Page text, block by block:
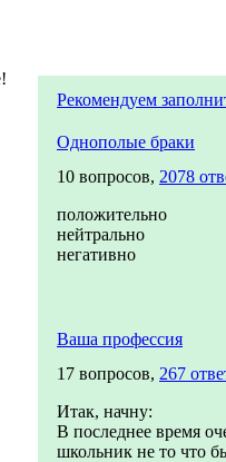
Рекомендуем
Однополые браки
10 вопросов, 2078
положительно
нейтрально
негативно
Ваша профессия
17 вопросов, 267
Итак, начну:
В последнее время
школьник не то что